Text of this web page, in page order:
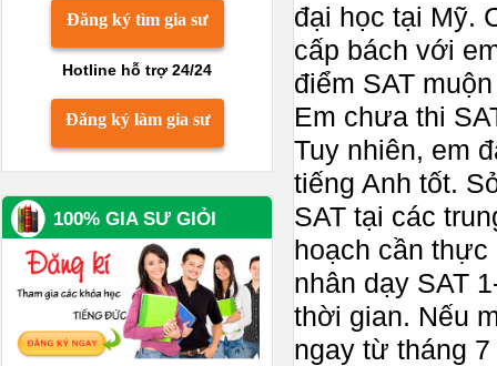
đại học tại Mỹ.
cấp bách với
điểm SAT
Em chưa thi
Tuy nhiên, em
tiếng Anh tốt.
SAT tại các
hoạch cần
nhân dạy SAT
thời gian. Nếu
ngay từ tháng
Đăng ký tìm gia sư
Hotline hỗ trợ 24/24
Đăng ký làm gia sư
100% GIA SƯ GIỎI